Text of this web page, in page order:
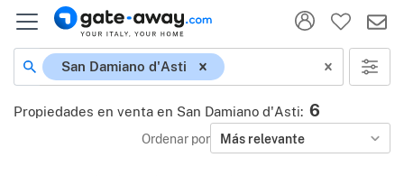
San Damiano d'Asti
Propiedades en venta en San Damiano d'Asti: 6
Ordenar por Más relevante